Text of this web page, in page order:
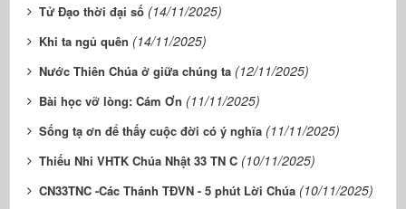
Tử Đạo thời đại số (14/11/2025)
Khi ta ngủ quên (14/11/2025)
Nước Thiên Chúa ở giữa chúng ta (12/11/2025)
Bài học vỡ lòng: Cám Ơn (11/11/2025)
Sống tạ ơn để thấy cuộc đời có ý nghĩa (11/11/2025)
Thiếu Nhi VHTK Chúa Nhật 33 TN C (10/11/2025)
CN33TNC -Các Thánh TĐVN - 5 phút Lời Chúa (10/11/2025)